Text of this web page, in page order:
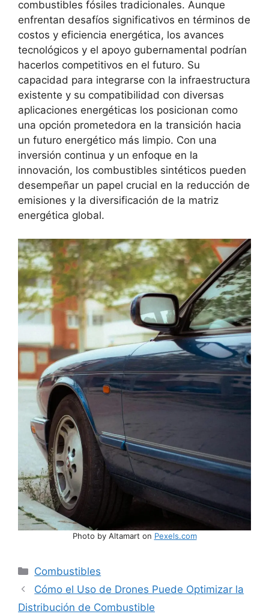
combustibles fósiles tradicionales. Aunque
enfrentan desafíos significativos en términos de
costos y eficiencia energética, los avances
tecnológicos y el apoyo gubernamental podrían
hacerlos competitivos en el futuro. Su
capacidad para integrarse con la infraestructura
existente y su compatibilidad con diversas
aplicaciones energéticas los posicionan como
una opción prometedora en la transición hacia
un futuro energético más limpio. Con una
inversión continua y un enfoque en la
innovación, los combustibles sintéticos pueden
desempeñar un papel crucial en la reducción de
emisiones y la diversificación de la matriz
energética global.
Photo by Altamart on Pexels.com
Categorías
Combustibles
Cómo el Uso de Drones Puede Optimizar la
Distribución de Combustible